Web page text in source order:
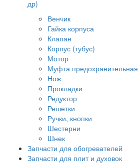
др)
Венчик
Гайка корпуса
Клапан
Корпус (тубус)
Мотор
Муфта предохранительная
Нож
Прокладки
Редуктор
Решетки
Ручки, кнопки
Шестерни
Шнек
Запчасти для обогревателей
Запчасти для плит и духовок